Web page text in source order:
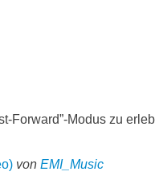
Forward”-Modus zu
von EMI_Music